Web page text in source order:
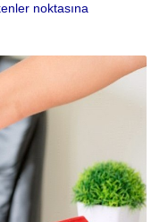
noktasına